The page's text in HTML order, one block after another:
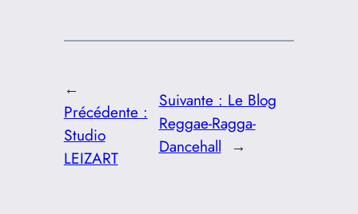
←
Précédente :
Studio
LEIZART
Suivante : Le Blog
Reggae-Ragga-
Dancehall →